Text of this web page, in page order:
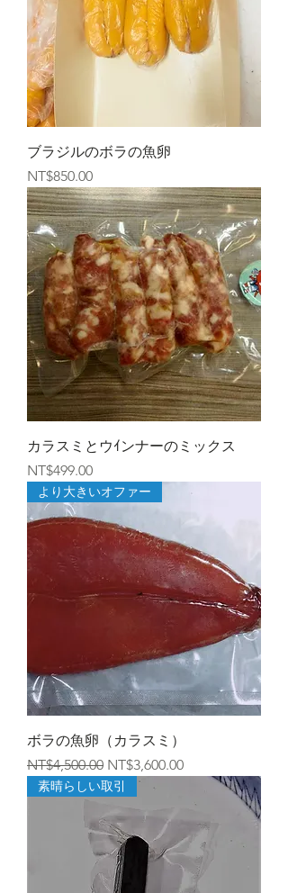
ブラジルのボラの魚卵
價格
NT$850.00
カラスミとウｲンナーのミックス
價格
NT$499.00
より大きいオファー
ボラの魚卵（カラスミ）
一般價格
NT$4,500.00 促銷價格
NT$3,600.00
素晴らしい取引